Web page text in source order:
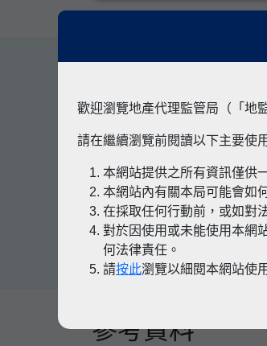
有
參考資料
歡迎瀏覽地產代理監管局（「地
請在繼續瀏覽前閱讀以下主要使
本網站提供之所有資訊僅供
本網站內有關本局可能會如
在採取任何行動前，或如對
對於因使用或未能使用本網
何法律責任。
請按此瀏覽以細閱本網站使